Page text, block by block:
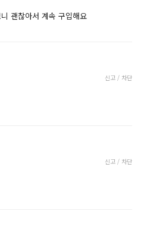
괜찮아서 계속 구입해요
신고 / 차단
신고 / 차단